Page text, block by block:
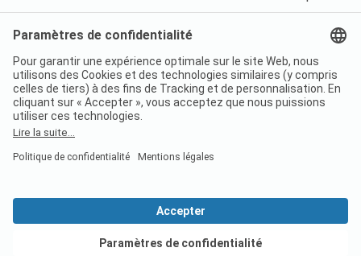
Mentions légales
Protection des données
Conditions d'utilisation
Règlement sur les services numériques